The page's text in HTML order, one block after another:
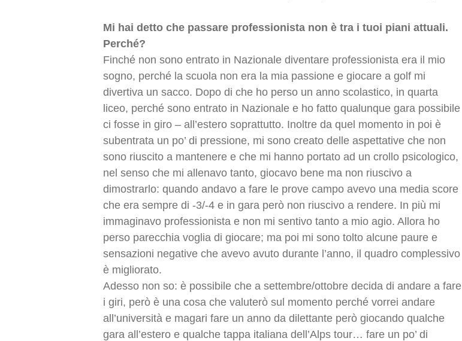
Mi hai detto che passare professionista non è tra i tuoi piani attuali.
Perché?
Finché non sono entrato in Nazionale diventare professionista era il mio
sogno, perché la scuola non era la mia passione e giocare a golf mi
divertiva un sacco. Dopo di che ho perso un anno scolastico, in quarta
liceo, perché sono entrato in Nazionale e ho fatto qualunque gara possibile
ci fosse in giro – all’estero soprattutto. Inoltre da quel momento in poi è
subentrata un po’ di pressione, mi sono creato delle aspettative che non
sono riuscito a mantenere e che mi hanno portato ad un crollo psicologico,
nel senso che mi allenavo tanto, giocavo bene ma non riuscivo a
dimostrarlo: quando andavo a fare le prove campo avevo una media score
che era sempre di -3/-4 e in gara però non riuscivo a rendere. In più mi
immaginavo professionista e non mi sentivo tanto a mio agio. Allora ho
perso parecchia voglia di giocare; ma poi mi sono tolto alcune paure e
sensazioni negative che avevo avuto durante l’anno, il quadro complessivo
è migliorato.
Adesso non so: è possibile che a settembre/ottobre decida di andare a fare
i giri, però è una cosa che valuterò sul momento perché vorrei andare
all’università e magari fare un anno da dilettante però giocando qualche
gara all’estero e qualche tappa italiana dell’Alps tour… fare un po’ di